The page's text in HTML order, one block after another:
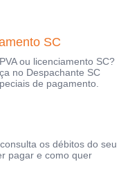
SC
ou licenciamento SC?
no Despachante SC
de pagamento.
os débitos do seu
pagar e como quer